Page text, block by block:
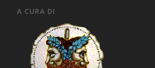
A CURA DI